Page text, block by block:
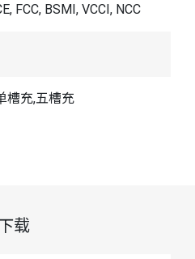
FCC, BSMI, VCCI, NCC
槽充,五槽充
载